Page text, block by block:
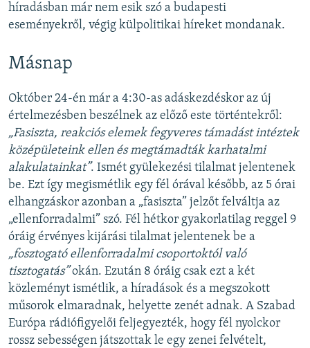
híradásban már nem esik szó a budapesti
eseményekről, végig külpolitikai híreket mondanak.
Másnap
Október 24-én már a 4:30-as adáskezdéskor az új
értelmezésben beszélnek az előző este történtekről:
„Fasiszta, reakciós elemek fegyveres támadást intéztek
középületeink ellen és megtámadták karhatalmi
alakulatainkat”. Ismét gyülekezési tilalmat jelentenek
be. Ezt így megismétlik egy fél órával később, az 5 órai
elhangzáskor azonban a „fasiszta” jelzőt felváltja az
„ellenforradalmi” szó. Fél hétkor gyakorlatilag reggel 9
óráig érvényes kijárási tilalmat jelentenek be a
„fosztogató ellenforradalmi csoportoktól való
tisztogatás”okán. Ezután 8 óráig csak ezt a két
közleményt ismétlik, a híradások és a megszokott
műsorok elmaradnak, helyette zenét adnak. A Szabad
Európa rádiófigyelői feljegyezték, hogy fél nyolckor
rossz sebességen játszottak le egy zenei felvételt,